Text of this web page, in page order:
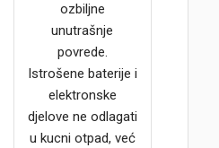
ozbiljne
unutrašnje
povrede.
Istrošene baterije i
elektronske
djelove ne odlagati
u kucni otpad, već